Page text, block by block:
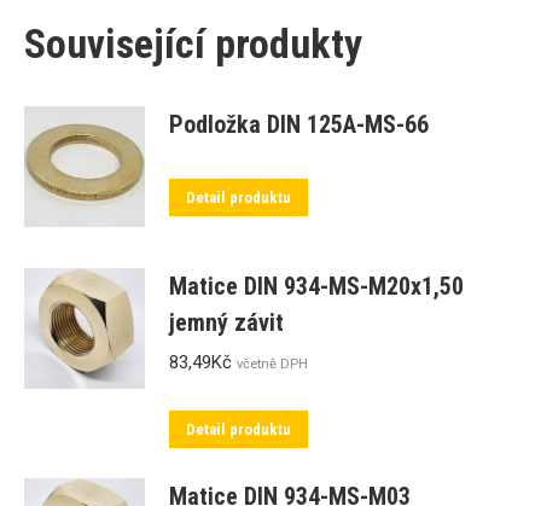
Související produkty
Podložka DIN 125A-MS-66
Detail produktu
Matice DIN 934-MS-M20x1,50
jemný závit
83,49Kč včetně DPH
Detail produktu
Matice DIN 934-MS-M03